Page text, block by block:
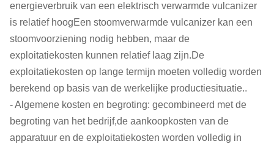
energieverbruik van een elektrisch verwarmde vulcanizer
is relatief hoogEen stoomverwarmde vulcanizer kan een
stoomvoorziening nodig hebben, maar de
exploitatiekosten kunnen relatief laag zijn.De
exploitatiekosten op lange termijn moeten volledig worden
berekend op basis van de werkelijke productiesituatie..
- Algemene kosten en begroting: gecombineerd met de
begroting van het bedrijf,de aankoopkosten van de
apparatuur en de exploitatiekosten worden volledig in